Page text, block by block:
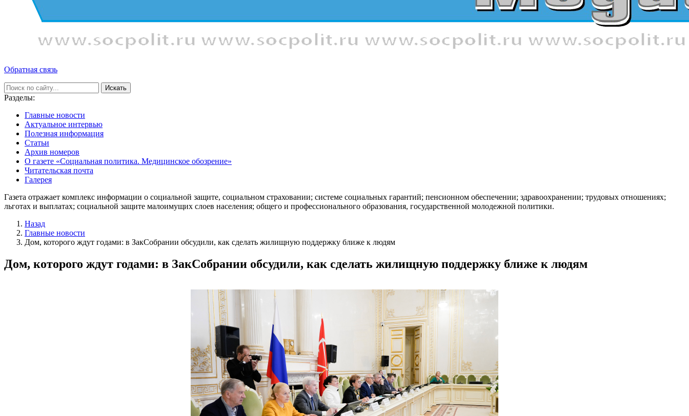
Обратная связь
Искать
Разделы:
Главные новости
Актуальное интервью
Полезная информация
Статьи
Архив номеров
О газете «Социальная политика. Медицинское обозрение»
Читательская почта
Галерея
Газета отражает комплекс информации о социальной защите, социальном страховании; системе социальных гарантий; пенсионном обеспечении; здравоохранении; трудовых отношениях;
льготах и выплатах; социальной защите малоимущих слоев населения; общего и профессионального образования, государственной молодежной политики.
Назад
Главные новости
Дом, которого ждут годами: в ЗакСобрании обсудили, как сделать жилищную поддержку ближе к людям
Дом, которого ждут годами: в ЗакСобрании обсудили, как сделать жилищную поддержку ближе к людям